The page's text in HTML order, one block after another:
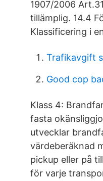
1907/2006
tillämplig. 14.4
Klassificering i
Trafikavgift
Good cop
Klass 4:
fasta
utvecklar
värdeberäknad
pickup eller på
för varje